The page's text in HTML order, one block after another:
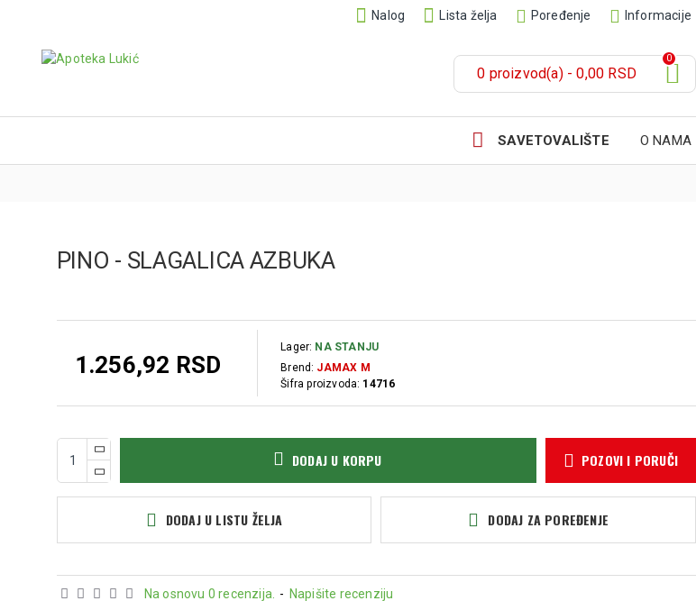
Nalog Lista želja Poređenje Informacije
0 proizvod(a) - 0,00 RSD
0
SAVETOVALIŠTE O NAMA
PINO - SLAGALICA AZBUKA
Na osnovu 0 recenzija. - Napišite recenziju
1.256,92 RSD
Lager: NA STANJU
Brend: JAMAX M
Šifra proizvoda: 14716
DODAJ U KORPU POZOVI I PORUČI
DODAJ U LISTU ŽELJA DODAJ ZA POREĐENJE